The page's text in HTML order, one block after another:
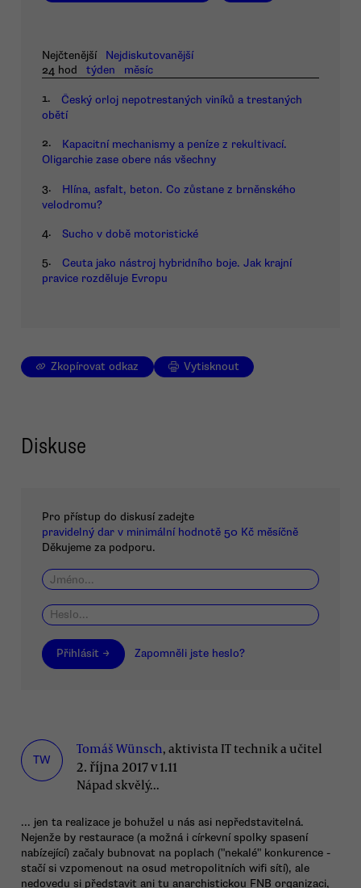
Nejčtenější
Nejdiskutovanější
24 hod
týden měsíc
1.
Český orloj nepotrestaných viníků a trestaných
obětí
2.
Kapacitní mechanismy a peníze z rekultivací.
Oligarchie zase obere nás všechny
3.
Hlína, asfalt, beton. Co zůstane z brněnského
velodromu?
4. Sucho v době motoristické
5.
Ceuta jako nástroj hybridního boje. Jak krajní
pravice rozděluje Evropu
Zkopírovat odkaz Vytisknout
Diskuse
Pro přístup do diskusí zadejte
pravidelný dar v minimální hodnotě 50 Kč měsíčně
Děkujeme za podporu.
Přihlásit → Zapomněli jste heslo?
TW
Tomáš Wünsch, aktivista IT technik a učitel
2. října 2017 v 1.11
Nápad skvělý...
... jen ta realizace je bohužel u nás asi nepředstavitelná.
Nejenže by restaurace (a možná i církevní spolky spasení
nabízející) začaly bubnovat na poplach ("nekalé" konkurence -
stačí si vzpomenout na osud metropolitních wifi sítí), ale
nedovedu si představit ani tu anarchistickou FNB organizaci,